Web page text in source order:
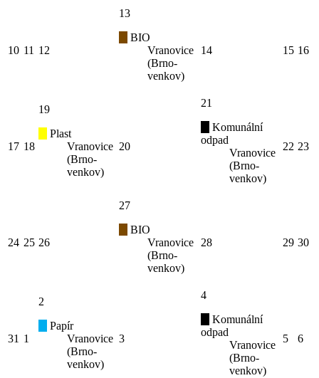
10 11 12
13
BIO
Vranovice
(Brno-
venkov)
14 15 16
17 18
19
Plast
Vranovice
(Brno-
venkov)
20
21
Komunální
odpad
Vranovice
(Brno-
venkov)
22 23
24 25 26
27
BIO
Vranovice
(Brno-
venkov)
28 29 30
31 1
2
Papír
Vranovice
(Brno-
venkov)
3
4
Komunální
odpad
Vranovice
(Brno-
venkov)
5 6